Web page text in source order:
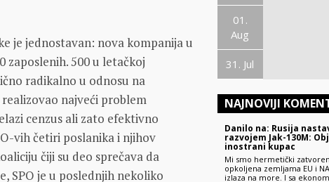
je jednostavan: nova kompanija u
zaposlenih. 500 u letačkoj
radikalno u odnosu na
realizovao najveći problem
cenzus ali zato efektivno
vih četiri poslanika i njihov
čiji su deo sprečava da
SPO je u poslednjih nekoliko
01.
Aug
31. Jul
NAJNOVIJI
Danilo na: Rusija
razvojem Jak-130M:
inostrani kupac
Mi smo hermetički
opkoljena zemljama EU i
izlaza na more. I sa